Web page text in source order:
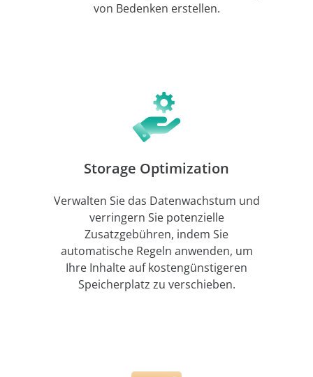
von Bedenken erstellen.
Storage Optimization
Verwalten Sie das Datenwachstum und
verringern Sie potenzielle
Zusatzgebühren, indem Sie
automatische Regeln anwenden, um
Ihre Inhalte auf kostengünstigeren
Speicherplatz zu verschieben.